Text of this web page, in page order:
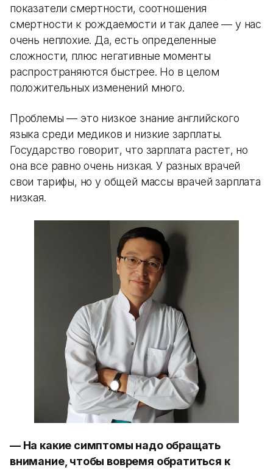
показатели смертности, соотношения
смертности к рождаемости и так далее — у нас
очень неплохие. Да, есть определенные
сложности, плюс негативные моменты
распространяются быстрее. Но в целом
положительных изменений много.
Проблемы — это низкое знание английского
языка среди медиков и низкие зарплаты.
Государство говорит, что зарплата растет, но
она все равно очень низкая. У разных врачей
свои тарифы, но у общей массы врачей зарплата
низкая.
— На какие симптомы надо обращать
внимание, чтобы вовремя обратиться к